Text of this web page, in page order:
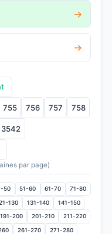
→
→
755 756 757 758
3542
par page)
50 51-60 61-70 71-80
130 131-140 141-150
191-200 201-210 211-220
261-270 271-280